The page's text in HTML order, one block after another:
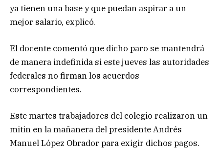
ya tienen una base y que puedan aspirar a un
mejor salario, explicó.
El docente comentó que dicho paro se mantendrá
de manera indefinida si este jueves las autoridades
federales no firman los acuerdos
correspondientes.
Este martes trabajadores del colegio realizaron un
mitin en la mañanera del presidente Andrés
Manuel López Obrador para exigir dichos pagos.